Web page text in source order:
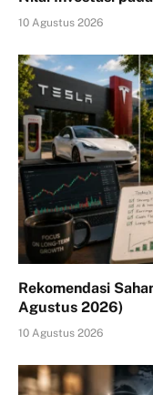
10 Agustus 2026
Rekomendasi
Agustus 2026)
10 Agustus 2026